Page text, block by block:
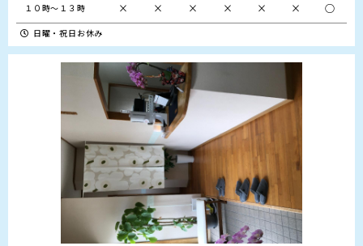
１０時～１３時 × × × × × × ○
日曜・祝日お休み